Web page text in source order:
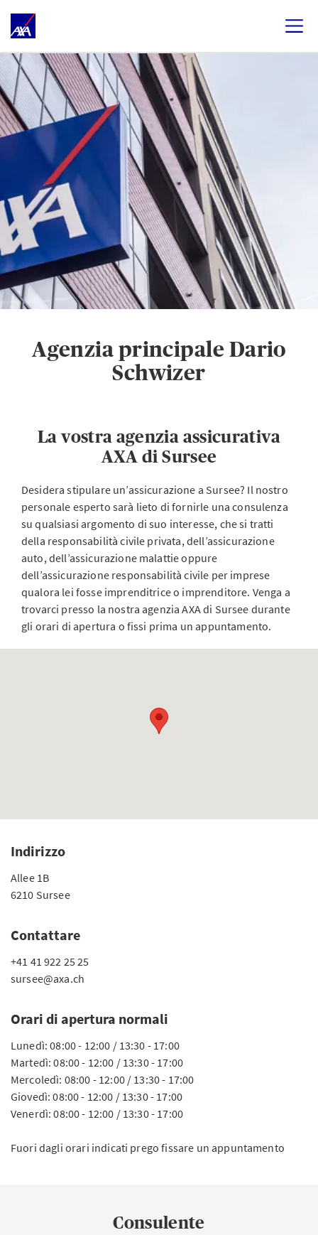
Agenzia principale Dario
Schwizer
La vostra agenzia assicurativa
AXA di Sursee
Desidera stipulare un’assicurazione a Sursee? Il nostro
personale esperto sarà lieto di fornirle una consulenza
su qualsiasi argomento di suo interesse, che si tratti
della responsabilità civile privata, dell’assicurazione
auto, dell’assicurazione malattie oppure
dell’assicurazione responsabilità civile per imprese
qualora lei fosse imprenditrice o imprenditore. Venga a
trovarci presso la nostra agenzia AXA di Sursee durante
gli orari di apertura o fissi prima un appuntamento.
Indirizzo
Allee 1B
6210 Sursee
Contattare
+41 41 922 25 25
sursee@axa.ch
Orari di apertura normali
Lunedì: 08:00 - 12:00 / 13:30 - 17:00
Martedì: 08:00 - 12:00 / 13:30 - 17:00
Mercoledì: 08:00 - 12:00 / 13:30 - 17:00
Giovedì: 08:00 - 12:00 / 13:30 - 17:00
Venerdì: 08:00 - 12:00 / 13:30 - 17:00
Fuori dagli orari indicati prego fissare un appuntamento
Consulente